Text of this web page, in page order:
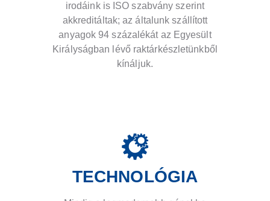
irodáink is ISO szabvány szerint
akkreditáltak; az általunk szállított
anyagok 94 százalékát az Egyesült
Királyságban lévő raktárkészletünkből
kínáljuk.
TECHNOLÓGIA